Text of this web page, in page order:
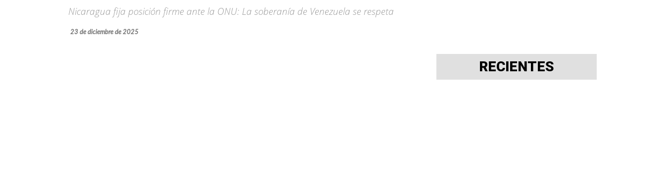
Nicaragua fija posición firme ante la ONU: La soberanía de Venezuela se respeta
23 de diciembre de 2025
RECIENTES